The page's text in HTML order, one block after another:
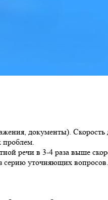
документы). Скорость
проблем.
речи в 3-4 раза выше
серию уточняющих вопросов.